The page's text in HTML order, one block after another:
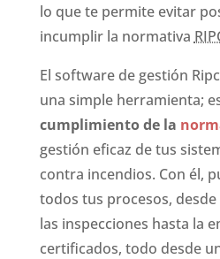
lo que te permite evitar
incumplir la normativa
El software de gestión
una simple herramienta;
cumplimiento de la
gestión eficaz de tus
contra incendios. Con él,
todos tus procesos,
las inspecciones hasta la
certificados, todo desde